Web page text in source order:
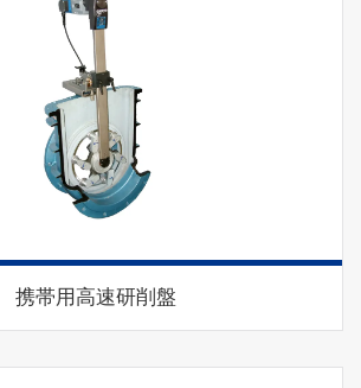
携帯用高速研削盤